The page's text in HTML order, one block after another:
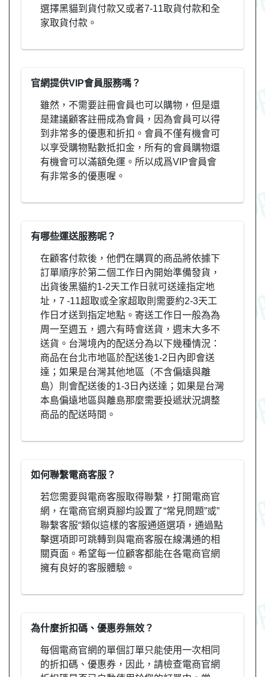
選擇黑貓到貨付款又或者7-11取貨付款和全
家取貨付款。
官網提供VIP會員服務嗎？
雖然，不需要註冊會員也可以購物，但是還
是建議顧客註冊成為會員，因為會員可以得
到非常多的優惠和折扣。會員不僅有機會可
以享受購物點數抵扣金，所有的會員購物還
有機會可以滿額免運。所以成爲VIP會員會
有非常多的優惠喔。
有哪些運送服務呢？
在顧客付款後，他們在購買的商品將依據下
訂單順序於第二個工作日內開始準備發貨，
出貨後黑貓約1-2天工作日就可送達指定地
址，7 -11超取或全家超取則需要約2-3天工
作日才送到指定地點。寄送工作日一般為為
周一至週五，週六有時會送貨，週末大多不
送貨。台灣境內的配送分為以下幾種情況：
商品在台北市地區於配送後1-2日內即會送
達；如果是台灣其他地區（不含偏遠與離
島）則會配送後的1-3日內送達；如果是台灣
本島偏遠地區與離島那麼需要投遞狀況調整
商品的配送時間。
如何聯繫電商客服？
若您需要與電商客服取得聯繫，打開電商官
網，在電商官網頁腳均設置了“常見問題”或”
聯繫客服“類似這樣的客服通道選項，通過點
擊選項即可跳轉到與電商客服在線溝通的相
關頁面。希望每一位顧客都能在各電商官網
擁有良好的客服體驗。
為什麼折扣碼、優惠券無效？
每個電商官網的單個訂單只能使用一次相同
的折扣碼、優惠券，因此，請檢查電商官網